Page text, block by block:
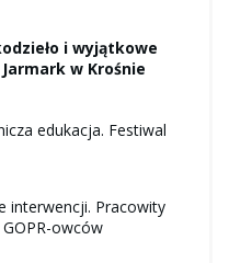
i wyjątkowe
w Krośnie
edukacja. Festiwal
interwencji. Pracowity
owców